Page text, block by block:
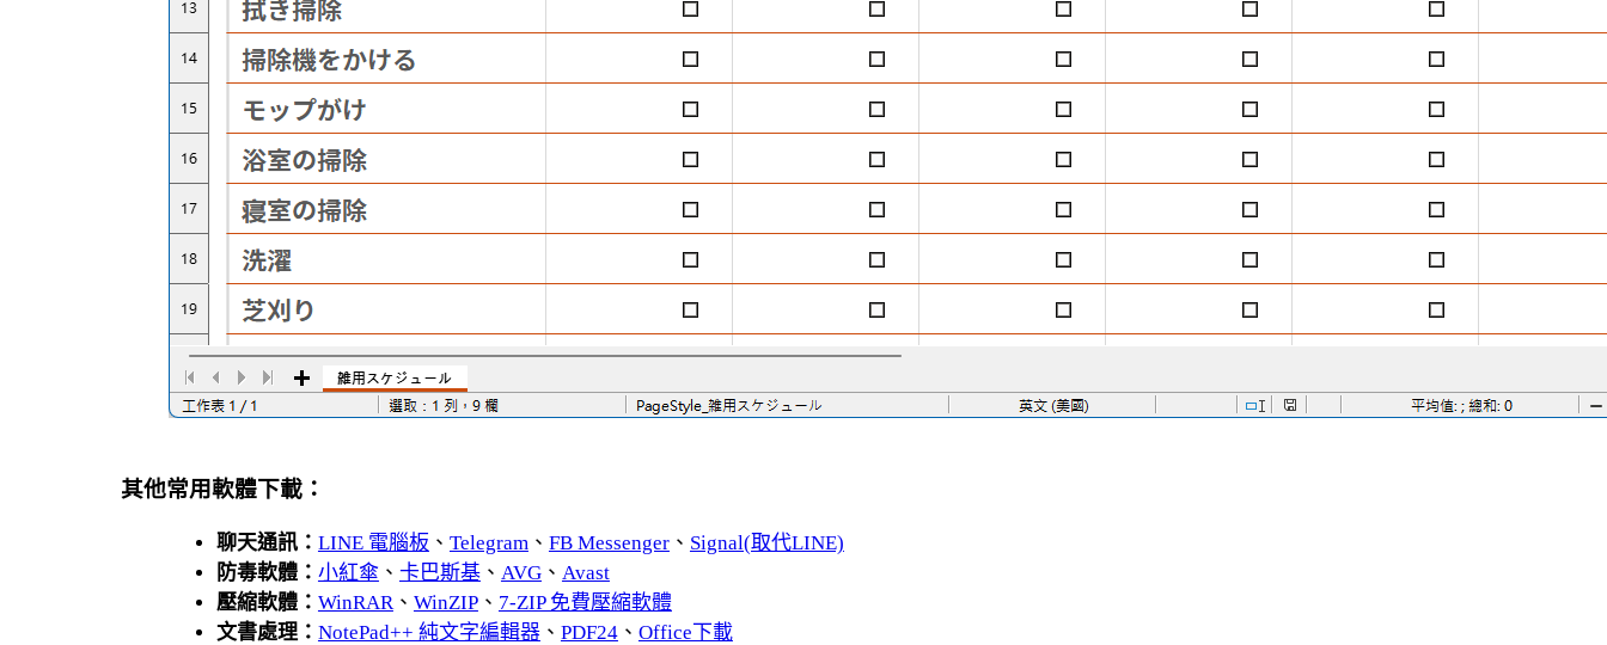
其他常用軟體下載：
聊天通訊： LINE 電腦板 、 Telegram、 FB Messenger、 Signal(取代LINE)
防毒軟體： 小紅傘 、 卡巴斯基、 AVG、 Avast
壓縮軟體： WinRAR、 WinZIP、 7-ZIP 免費壓縮軟體
文書處理： NotePad++ 純文字編輯器、 PDF24、 Office下載